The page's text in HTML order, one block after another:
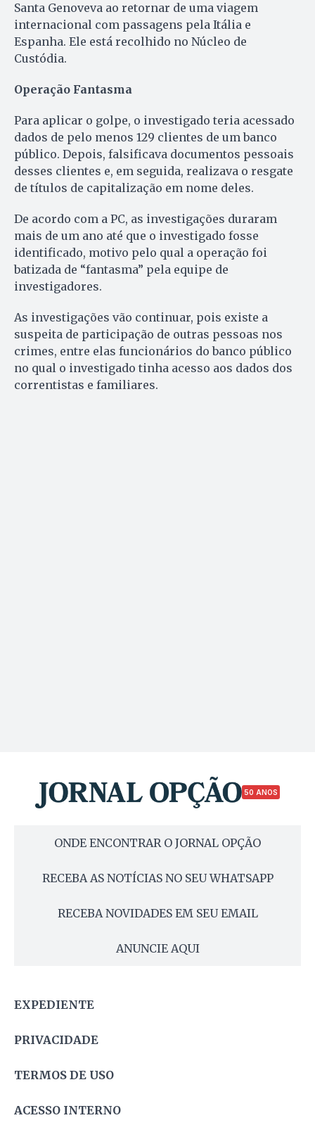
Santa Genoveva ao retornar de uma viagem
internacional com passagens pela Itália e
Espanha. Ele está recolhido no Núcleo de
Custódia.
Operação Fantasma
Para aplicar o golpe, o investigado teria acessado
dados de pelo menos 129 clientes de um banco
público. Depois, falsificava documentos pessoais
desses clientes e, em seguida, realizava o resgate
de títulos de capitalização em nome deles.
De acordo com a PC, as investigações duraram
mais de um ano até que o investigado fosse
identificado, motivo pelo qual a operação foi
batizada de “fantasma” pela equipe de
investigadores.
As investigações vão continuar, pois existe a
suspeita de participação de outras pessoas nos
crimes, entre elas funcionários do banco público
no qual o investigado tinha acesso aos dados dos
correntistas e familiares.
50 ANOS
ONDE ENCONTRAR O JORNAL OPÇÃO
RECEBA AS NOTÍCIAS NO SEU WHATSAPP
RECEBA NOVIDADES EM SEU EMAIL
ANUNCIE AQUI
EXPEDIENTE
PRIVACIDADE
TERMOS DE USO
ACESSO INTERNO